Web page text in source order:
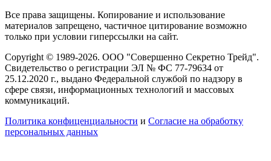
Все права защищены. Копирование и использование
материалов запрещено, частичное цитирование возможно
только при условии гиперссылки на сайт.
Copyright © 1989-2026. ООО "Совершенно Секретно Трейд".
Свидетельство о регистрации ЭЛ № ФС 77-79634 от
25.12.2020 г., выдано Федеральной службой по надзору в
сфере связи, информационных технологий и массовых
коммуникаций.
Политика конфиценциальности и Согласие на обработку
персональных данных